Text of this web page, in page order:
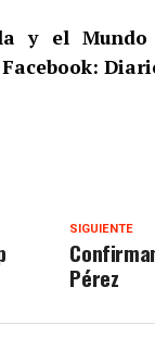
y el
SIGUIENTE
Pérez